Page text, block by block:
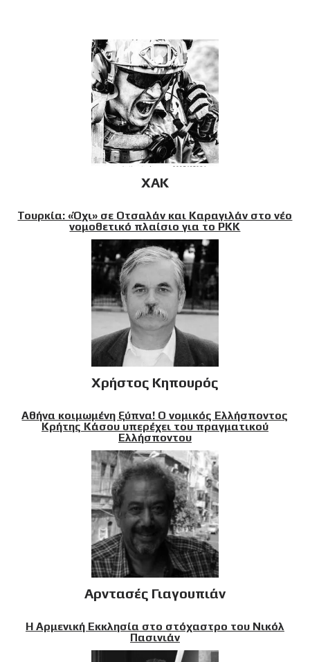
XAK
Τουρκία: «Όχι» σε Οτσαλάν και Καραγιλάν στο νέο
νομοθετικό πλαίσιο για το PKK
Χρήστος Κηπουρός
Αθήνα κοιμωμένη ξύπνα! Ο νομικός Ελλήσποντος
Κρήτης Κάσου υπερέχει του πραγματικού
Ελλήσποντου
Αρντασές Γιαγουπιάν
Η Αρμενική Εκκλησία στο στόχαστρο του Νικόλ
Πασινιάν